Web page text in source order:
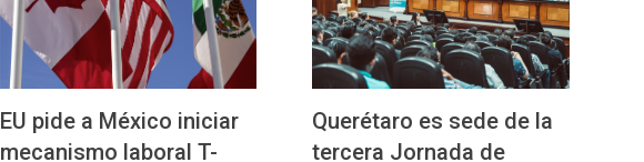
EU pide a México iniciar
mecanismo laboral T-
Querétaro es sede de la
tercera Jornada de